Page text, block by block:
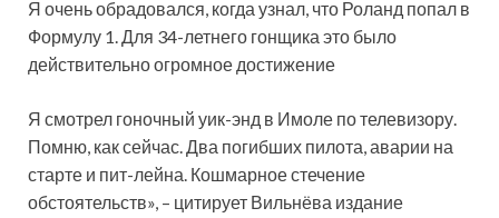
Я очень обрадовался, когда узнал, что Роланд попал в
Формулу 1. Для 34-летнего гонщика это было
действительно огромное достижение
Я смотрел гоночный уик-энд в Имоле по телевизору.
Помню, как сейчас. Два погибших пилота, аварии на
старте и пит-лейна. Кошмарное стечение
обстоятельств», – цитирует Вильнёва издание